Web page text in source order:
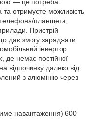
— це потреба.
та отримуєте можливість
телефона/планшета,
Пристрій
дає змогу заряджати
інвертор
де немає постійної
відпочинку далеко від
з алюмінію через
навантаження) 600